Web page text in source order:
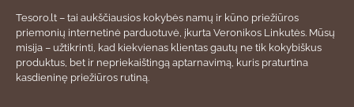
Tesoro.lt – tai aukščiausios kokybės namų ir kūno priežiūros
priemonių internetinė parduotuvė, įkurta Veronikos Linkutės. Mūsų
misija – užtikrinti, kad kiekvienas klientas gautų ne tik kokybiškus
produktus, bet ir nepriekaištingą aptarnavimą, kuris praturtina
kasdieninę priežiūros rutiną.